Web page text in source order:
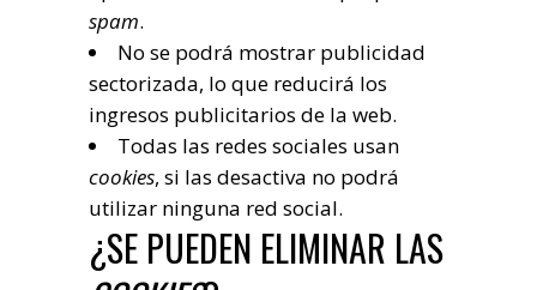
spam.
No se podrá mostrar publicidad
sectorizada, lo que reducirá los
ingresos publicitarios de la web.
Todas las redes sociales usan
cookies, si las desactiva no podrá
utilizar ninguna red social.
¿SE PUEDEN ELIMINAR LAS